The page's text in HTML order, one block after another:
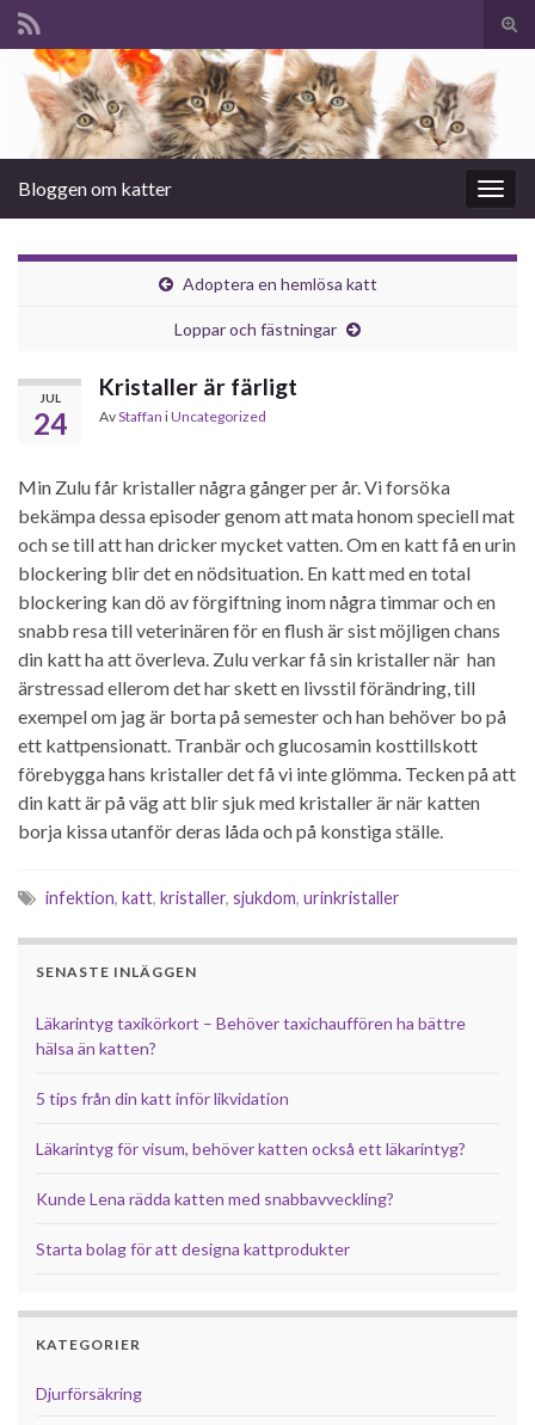
Slå
på/
Search for:
Slå
på/av
Bloggen om katter
Adoptera en hemlösa katt
Loppar och fästningar
JUL
24
Kristaller är färligt
AvStaffan iUncategorized
Min Zulu får kristaller några gånger per år. Vi forsöka
bekämpa dessa episoder genom att mata honom speciell mat
och se till att han dricker mycket vatten. Om en katt få en urin
blockering blir det en nödsituation. En katt med en total
blockering kan dö av förgiftning inom några timmar och en
snabb resa till veterinären för en flush är sist möjligen chans
din katt ha att överleva. Zulu verkar få sin kristaller när han
ärstressad ellerom det har skett en livsstil förändring, till
exempel om jag är borta på semester och han behöver bo på
ett kattpensionatt. Tranbär och glucosamin kosttillskott
förebygga hans kristaller det få vi inte glömma. Tecken på att
din katt är på väg att blir sjuk med kristaller är när katten
borja kissa utanför deras låda och på konstiga ställe.
infektion, katt, kristaller, sjukdom, urinkristaller
SENASTE INLÄGGEN
Läkarintyg taxikörkort – Behöver taxichauffören ha bättre
hälsa än katten?
5 tips från din katt inför likvidation
Läkarintyg för visum, behöver katten också ett läkarintyg?
Kunde Lena rädda katten med snabbavveckling?
Starta bolag för att designa kattprodukter
KATEGORIER
Djurförsäkring